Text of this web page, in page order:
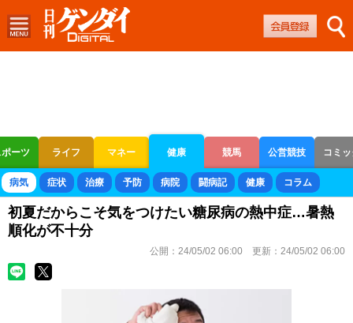
ーツ ライフ マネー 健康 競馬 公営競技 コミ
ボートレース 競輪 オートレース
病気 症状 治療 予防 病院 闘病記 健康 コラム
初夏だからこそ気をつけたい糖尿病の熱中症…暑熱
順化が不十分
公開： 24/05/02 06:00 更新： 24/05/02 06:00